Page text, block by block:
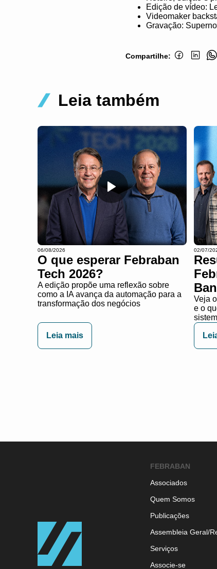
Edição de vídeo:
Videomaker
Gravação:
Compartilhe:
Leia também
06/08/2026
O que esperar Febraban
Tech 2026​?
A edição propõe uma reflexão sobre
como a IA avança da automação para a
transformação dos negócios
Leia mais
02/07/
Veja
e o
FEBRABAN
Associados
Quem Somos
Publicações
Assembleia Geral/
Serviços
Associe-se